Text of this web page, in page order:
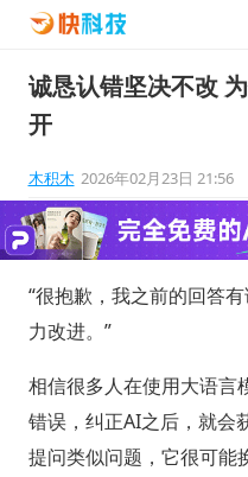
诚恳认错坚决不改
开
木积木 2026年02月23日 21:56
“很抱歉，我之前的回答
力改进。”
相信很多人在使用大语言
错误，纠正AI之后，就会
提问类似问题，它很可能